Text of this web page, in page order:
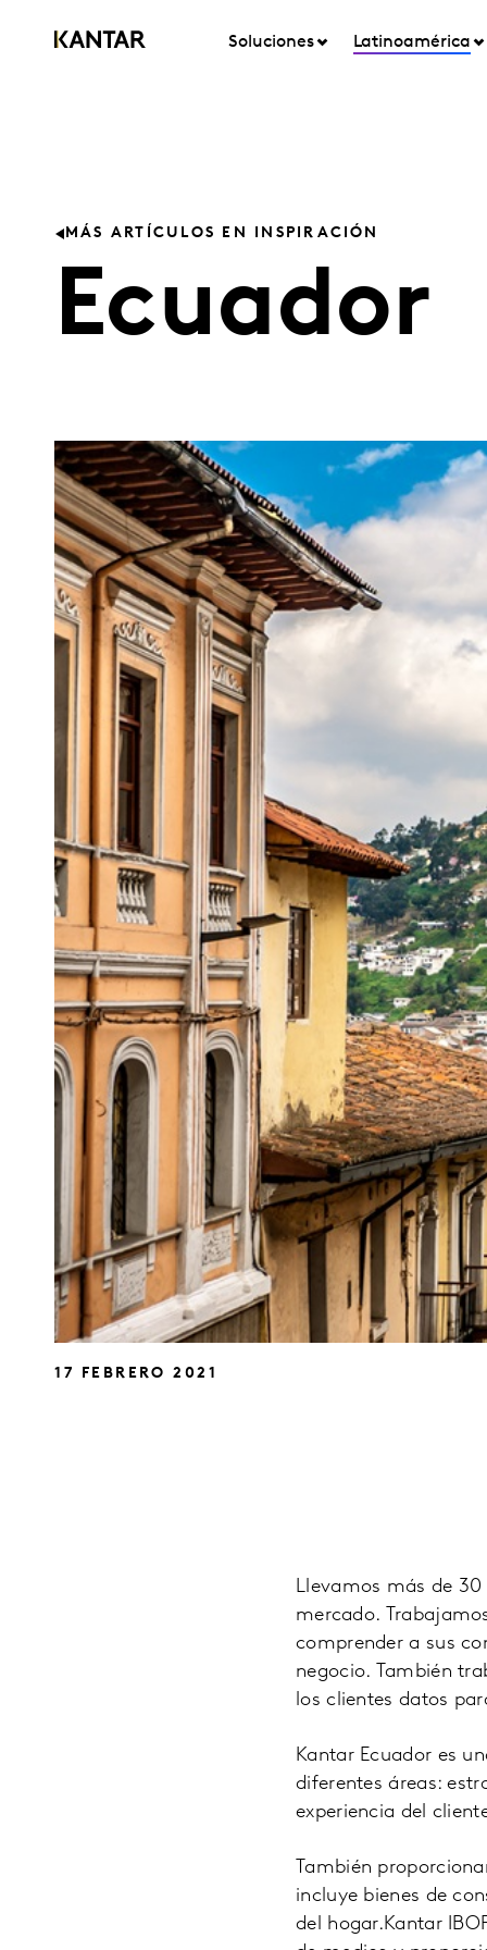
Soluciones Latinoamérica
MÁS ARTÍCULOS EN INSPIRACIÓN
Ecuador
17 FEBRERO 2021
Llevamos más de
mercado.
comprender a sus
negocio. También
los clientes datos
Kantar Ecuador es
diferentes áreas:
experiencia del
También
incluye bienes de
del hogar.Kantar